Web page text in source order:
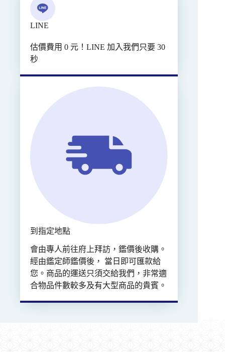
LINE
估價費用 0 元！LINE 加入我們只要 30
秒
到指定地點
會由專人前往府上拜訪，鑑價後收購。
經由鑑定師鑑價後， 當日即可匯款給
您。商品的運送只須交給我們，非常適
合物品件數較多及有大型商品的貴賓。